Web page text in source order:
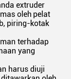
extruder
oleh pelat
piring-kotak
terhadap
yang
harus diuji